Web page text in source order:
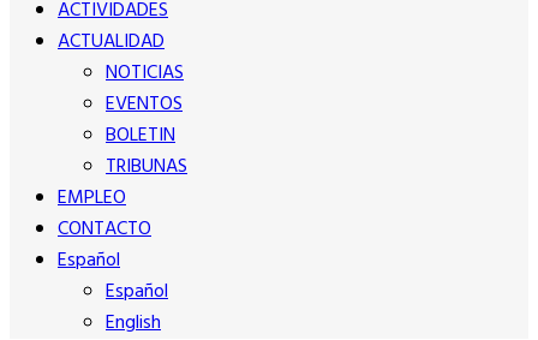
ACTIVIDADES
ACTUALIDAD
NOTICIAS
EVENTOS
BOLETIN
TRIBUNAS
EMPLEO
CONTACTO
Español
Español
English